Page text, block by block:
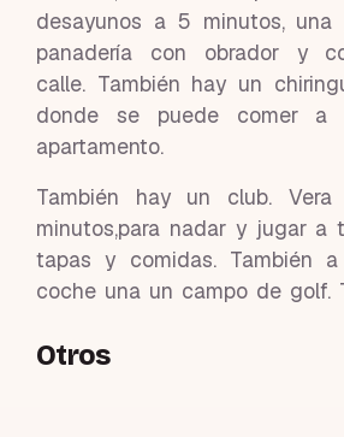
desayunos a 5 minutos, una
panadería con obrador y
calle. También hay un
donde se puede comer a
apartamento.
También hay un club.
minutos,para nadar y jugar a
tapas y comidas. También
coche una un campo de golf.
Otros